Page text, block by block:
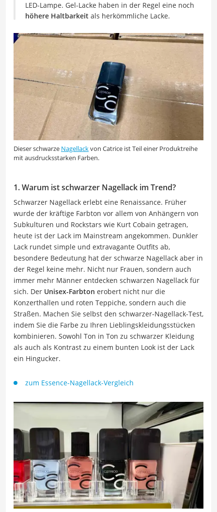
LED-Lampe. Gel-Lacke haben in der Regel eine noch
höhere Haltbarkeit als herkömmliche Lacke.
Dieser schwarze Nagellackvon Catrice ist Teil einer Produktreihe
mit ausdrucksstarken Farben.
1. Warum ist schwarzer Nagellack im Trend?
Schwarzer Nagellack erlebt eine Renaissance. Früher
wurde der kräftige Farbton vor allem von Anhängern von
Subkulturen und Rockstars wie Kurt Cobain getragen,
heute ist der Lack im Mainstream angekommen. Dunkler
Lack rundet simple und extravagante Outfits ab,
besondere Bedeutung hat der schwarze Nagellack aber in
der Regel keine mehr. Nicht nur Frauen, sondern auch
immer mehr Männer entdecken schwarzen Nagellack für
sich. Der Unisex-Farbton erobert nicht nur die
Konzerthallen und roten Teppiche, sondern auch die
Straßen. Machen Sie selbst den schwarzer-Nagellack-Test,
indem Sie die Farbe zu Ihren Lieblingskleidungsstücken
kombinieren. Sowohl Ton in Ton zu schwarzer Kleidung
als auch als Kontrast zu einem bunten Look ist der Lack
ein Hingucker.
zum Essence-Nagellack-Vergleich